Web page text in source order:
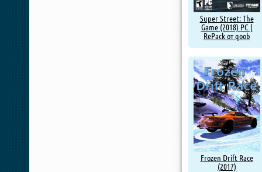
Super Street: The
Game (2018) PC |
RePack от qoob
Frozen Drift Race
(2017)